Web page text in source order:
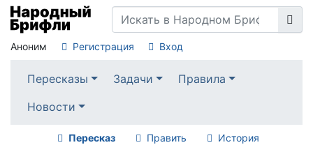
Аноним Регистрация Вход
Пересказы Задачи
Правила
Новости
Пересказ Править История